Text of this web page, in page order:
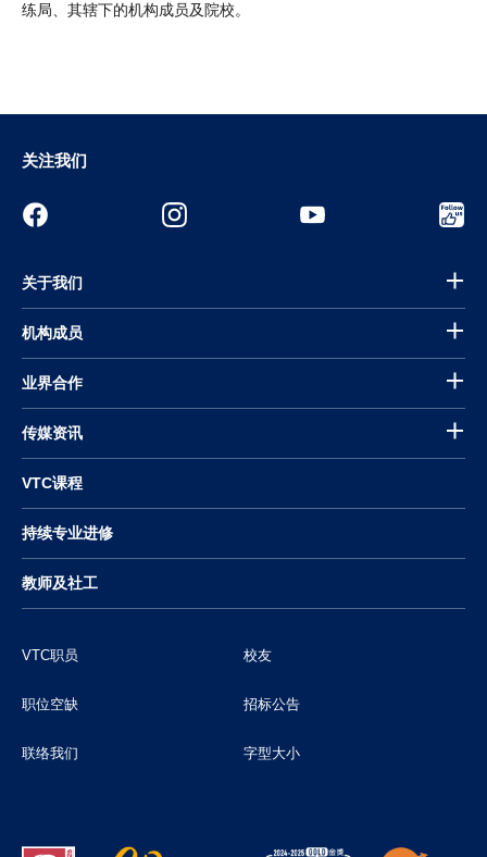
练局、其辖下的机构成员及院校。
关注我们
关于我们
机构成员
业界合作
传媒资讯
VTC课程
持续专业进修
教师及社工
VTC职员 校友
职位空缺 招标公告
联络我们 字型大小